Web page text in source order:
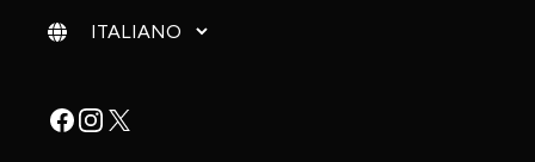
Cambia lingua
Facebook
Instagram
X